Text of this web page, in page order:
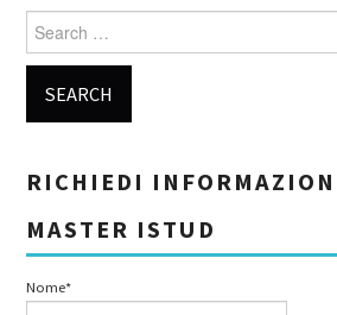
Search for:
RICHIEDI
MASTER ISTUD
Nome*